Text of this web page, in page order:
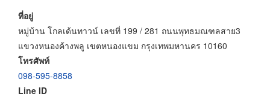
ที่อยู่
หมู่บ้าน โกลเด้นทาวน์ เลขที่ 199 / 281 ถนนพุทธมณฑลสาย3
แขวงหนองค้างพลู เขตหนองแขม กรุงเทพมหานคร 10160
โทรศัพท์
098-595-8858
Line ID